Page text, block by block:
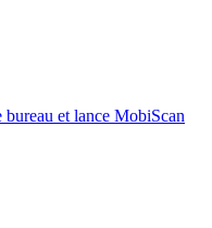
et lance MobiScan